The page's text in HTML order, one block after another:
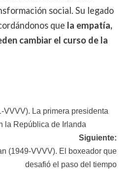
social. Su legado
que la empatía,
cambiar el curso de la
VVVV). La primera presidenta
la República de Irlanda
Siguiente:
(1949-VVVV). El boxeador que
desafió el paso del tiempo